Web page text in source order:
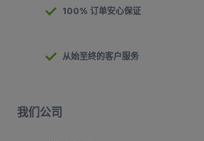
100% 订单安心保证
从始至终的客户服务
我们公司